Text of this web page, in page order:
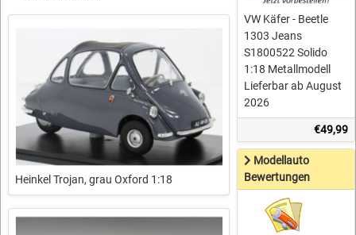
Heinkel Trojan, grau Oxford 1:18
VW Käfer - Beetle
1303 Jeans
S1800522 Solido
1:18 Metallmodell
Lieferbar ab August
2026
€49,99
Modellauto
Bewertungen